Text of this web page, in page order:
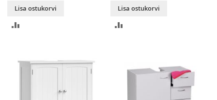
Lisa ostukorvi
Lisa ostukorvi